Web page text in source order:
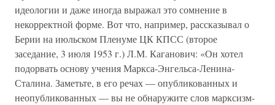
идеологии и даже иногда выражал это сомнение в
некорректной форме. Вот что, например, рассказывал о
Берии на июльском Пленуме ЦК КПСС (второе
заседание, 3 июля 1953 г.) Л.М. Каганович: «Он хотел
подорвать основу учения Маркса-Энгельса-Ленина-
Сталина. Заметьте, в его речах — опубликованных и
неопубликованных — вы не обнаружите слов марксизм-